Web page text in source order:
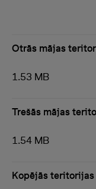
Otrās mājas
1.53 MB
Trešās mājas
1.54 MB
Kopējās